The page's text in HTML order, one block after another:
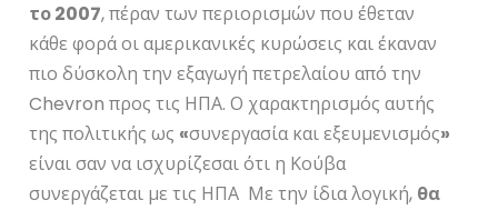
το 2007, πέραν των περιορισμών που έθεταν
κάθε φορά οι αμερικανικές κυρώσεις και έκαναν
πιο δύσκολη την εξαγωγή πετρελαίου από την
Chevron προς τις ΗΠΑ. Ο χαρακτηρισμός αυτής
της πολιτικής ως «συνεργασία και εξευμενισμός»
είναι σαν να ισχυρίζεσαι ότι η Κούβα
συνεργάζεται με τις ΗΠΑ Με την ίδια λογική, θα